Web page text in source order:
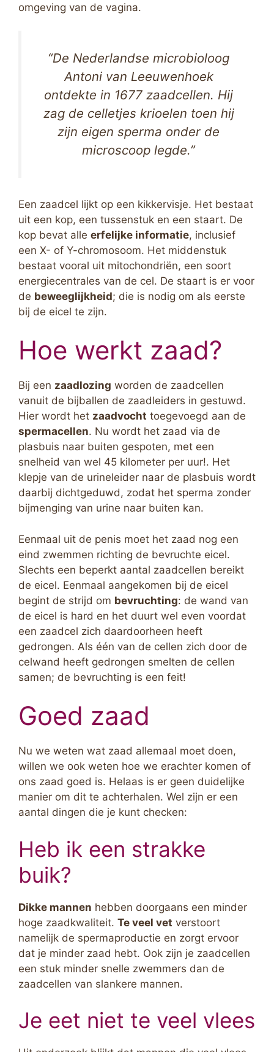
omgeving van de vagina.
“De Nederlandse microbioloog
Antoni van Leeuwenhoek
ontdekte in 1677 zaadcellen. Hij
zag de celletjes krioelen toen hij
zijn eigen sperma onder de
microscoop legde.”
Een zaadcel lijkt op een kikkervisje. Het bestaat
uit een kop, een tussenstuk en een staart. De
kop bevat alle erfelijke informatie, inclusief
een X- of Y-chromosoom. Het middenstuk
bestaat vooral uit mitochondriën, een soort
energiecentrales van de cel. De staart is er voor
de beweeglijkheid; die is nodig om als eerste
bij de eicel te zijn.
Hoe werkt zaad?
Bij een zaadlozing worden de zaadcellen
vanuit de bijballen de zaadleiders in gestuwd.
Hier wordt het zaadvocht toegevoegd aan de
spermacellen. Nu wordt het zaad via de
plasbuis naar buiten gespoten, met een
snelheid van wel 45 kilometer per uur!. Het
klepje van de urineleider naar de plasbuis wordt
daarbij dichtgeduwd, zodat het sperma zonder
bijmenging van urine naar buiten kan.
Eenmaal uit de penis moet het zaad nog een
eind zwemmen richting de bevruchte eicel.
Slechts een beperkt aantal zaadcellen bereikt
de eicel. Eenmaal aangekomen bij de eicel
begint de strijd om bevruchting: de wand van
de eicel is hard en het duurt wel even voordat
een zaadcel zich daardoorheen heeft
gedrongen. Als één van de cellen zich door de
celwand heeft gedrongen smelten de cellen
samen; de bevruchting is een feit!
Goed zaad
Nu we weten wat zaad allemaal moet doen,
willen we ook weten hoe we erachter komen of
ons zaad goed is. Helaas is er geen duidelijke
manier om dit te achterhalen. Wel zijn er een
aantal dingen die je kunt checken:
Heb ik een strakke
buik?
Dikke mannen hebben doorgaans een minder
hoge zaadkwaliteit. Te veel vet verstoort
namelijk de spermaproductie en zorgt ervoor
dat je minder zaad hebt. Ook zijn je zaadcellen
een stuk minder snelle zwemmers dan de
zaadcellen van slankere mannen.
Je eet niet te veel vlees